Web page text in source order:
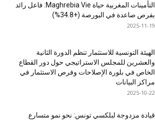
التأمينات المغربية حياة Maghrebia Vie: فاعل رائد
بفرص صاعدة في البورصة (+34.8%)
2025-11-19
الهيئة التونسية للاستثمار تنظم الدورة الثانية
والعشرين للمجلس الاستراتيجي حول دور القطاع
الخاص في بلورة الإصلاحات وفرص الاستثمار في
مراكز البيانات
2025-10-22
قيادة مزدوجة لبلكسي تونس: نحو نمو متسارع